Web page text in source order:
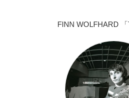
FINN WOLFHARD 「